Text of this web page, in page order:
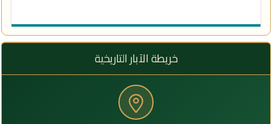
خريطة الآبار التاريخية